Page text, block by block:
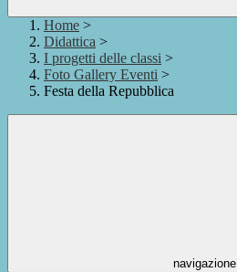
Home >
Didattica >
I progetti delle classi >
Foto Gallery Eventi >
Festa della Repubblica
navigazione